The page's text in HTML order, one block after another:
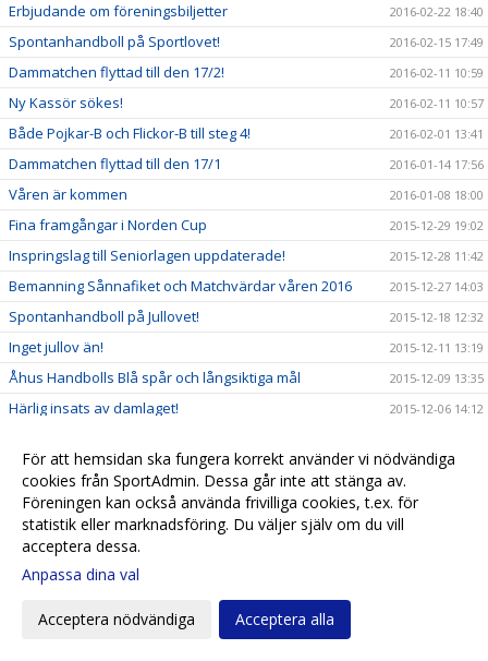
Erbjudande om föreningsbiljetter 2016-02-22 18:40
Spontanhandboll på Sportlovet! 2016-02-15 17:49
Dammatchen flyttad till den 17/2! 2016-02-11 10:59
Ny Kassör sökes! 2016-02-11 10:57
Både Pojkar-B och Flickor-B till steg 4! 2016-02-01 13:41
Dammatchen flyttad till den 17/1 2016-01-14 17:56
Våren är kommen 2016-01-08 18:00
Fina framgångar i Norden Cup 2015-12-29 19:02
Inspringslag till Seniorlagen uppdaterade! 2015-12-28 11:42
Bemanning Sånnafiket och Matchvärdar våren 2016 2015-12-27 14:03
Spontanhandboll på Jullovet! 2015-12-18 12:32
Inget jullov än! 2015-12-11 13:19
Åhus Handbolls Blå spår och långsiktiga mål 2015-12-09 13:35
Härlig insats av damlaget! 2015-12-06 14:12
Stanley inför Åhus - Önnerediterna 2015-12-04 13:42
Stekhett derby! 2015-11-28 11:15
Åhus Handboll finns nu på Instagram! 2015-11-25 16:23
Stark insats av damerna men lite tyngre för herrarna!
Tuff dag för Åhuslagen!
Vänner!
För att hemsidan ska fungera korrekt använder vi nödvändiga
cookies från SportAdmin. Dessa går inte att stänga av.
Föreningen kan också använda frivilliga cookies, t.ex. för
statistik eller marknadsföring. Du väljer själv om du vill
acceptera dessa.
Anpassa dina val
Acceptera nödvändiga Acceptera alla